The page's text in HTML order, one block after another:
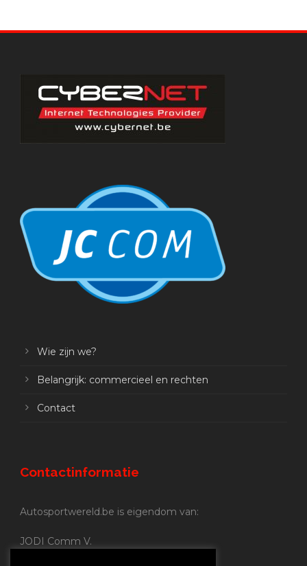
Wie zijn we?
Belangrijk: commercieel en rechten
Contact
Contactinformatie
Autosportwereld.be is eigendom van:
JODI Comm V.